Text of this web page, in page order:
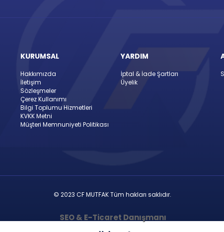
KURUMSAL
Hakkımızda
İletişim
Sözleşmeler
Çerez Kullanımı
Bilgi Toplumu Hizmetleri
KVKK Metni
Müşteri Memnuniyeti Politikası
YARDIM
İptal & İade Şartları
Üyelik
© 2023 CF MUTFAK Tüm hakları saklıdır.
SEO & E-Ticaret Danışmanı